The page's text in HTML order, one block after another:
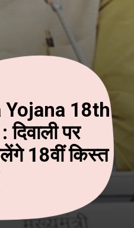
Yojana 18th
पर
18वीं किस्त